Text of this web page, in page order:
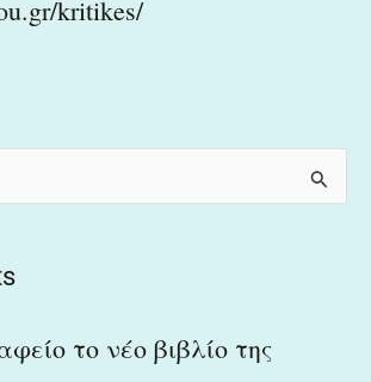
kritikes/
το νέο βιβλίο της